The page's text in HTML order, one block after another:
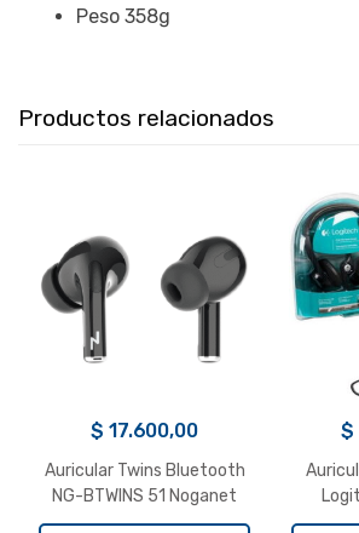
Peso 358g
Productos relacionados
$ 17.600,00
Auricular Twins Bluetooth
NG-BTWINS 51 Noganet
Negro
$